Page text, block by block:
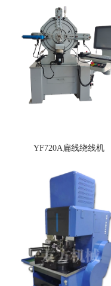
YF720A扁线绕线机